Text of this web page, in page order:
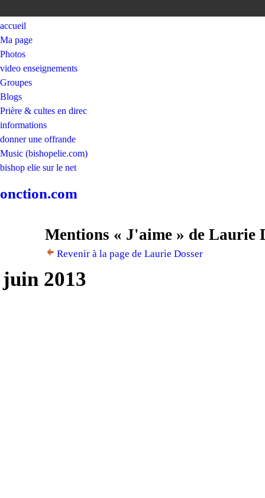
accueil
Ma page
Photos
video enseignements
Groupes
Blogs
Prière & cultes en direc
informations
donner une offrande
Music (bishopelie.com)
bishop elie sur le net
onction.com
Mentions « J'aime » de Laurie
Revenir à la page de Laurie Dosser
juin 2013